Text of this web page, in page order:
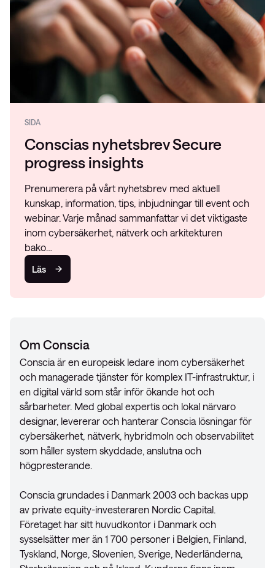
SIDA
Conscias nyhetsbrev Secure
progress insights
Prenumerera på vårt nyhetsbrev med aktuell
kunskap, information, tips, inbjudningar till event och
webinar. Varje månad sammanfattar vi det viktigaste
inom cybersäkerhet, nätverk och arkitekturen
bako…
Läs
Om Conscia
Conscia är en europeisk ledare inom cybersäkerhet
och managerade tjänster för komplex IT-infrastruktur, i
en digital värld som står inför ökande hot och
sårbarheter. Med global expertis och lokal närvaro
designar, levererar och hanterar Conscia lösningar för
cybersäkerhet, nätverk, hybridmoln och observabilitet
som håller system skyddade, anslutna och
högpresterande.
Conscia grundades i Danmark 2003 och backas upp
av private equity-investeraren Nordic Capital.
Företaget har sitt huvudkontor i Danmark och
sysselsätter mer än 1 700 personer i Belgien, Finland,
Tyskland, Norge, Slovenien, Sverige, Nederländerna,